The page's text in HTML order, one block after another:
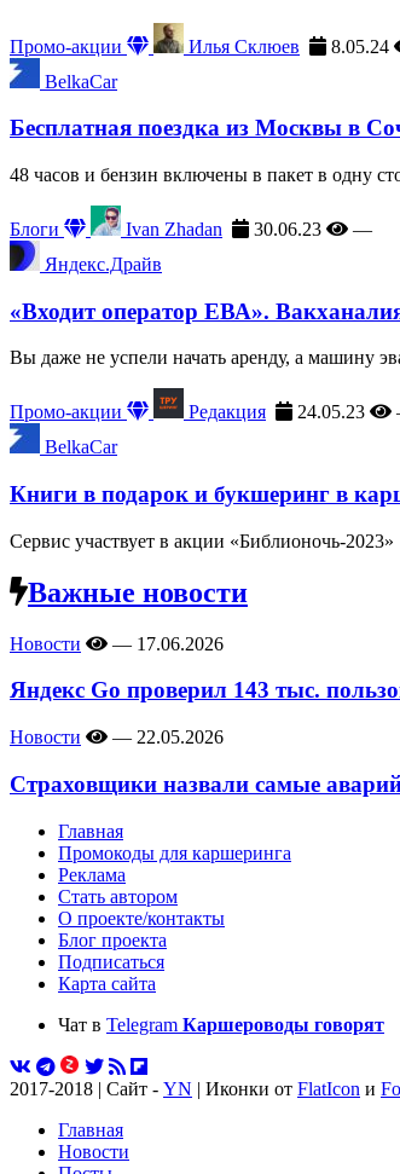
Промо-акции Илья Склюев 8.05.24
BelkaCar
Бесплатная поездка из Москвы в
48 часов и бензин включены в пакет в одну
Блоги Ivan Zhadan 30.06.23
—
Яндекс.Драйв
«Входит оператор ЕВА».
Вы даже не успели начать аренду, а машину
Промо-акции Редакция 24.05.23
BelkaCar
Книги в подарок и букшеринг в
Сервис участвует в акции «Библионочь-2023»
Важные новости
Новости — 17.06.2026
Яндекс Go проверил 143 тыс.
Новости — 22.05.2026
Страховщики назвали самые
Главная
Промокоды для каршеринга
Реклама
Стать автором
О проекте/контакты
Блог проекта
Подписаться
Карта сайта
Чат в Telegram Каршероводы говорят
2017-2018 | Сайт - YN | Иконки от FlatIcon и
Главная
Новости